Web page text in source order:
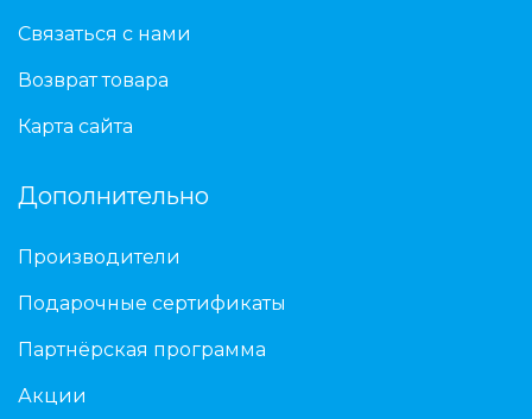
Связаться с нами
Возврат товара
Карта сайта
Дополнительно
Производители
Подарочные сертификаты
Партнёрская программа
Акции